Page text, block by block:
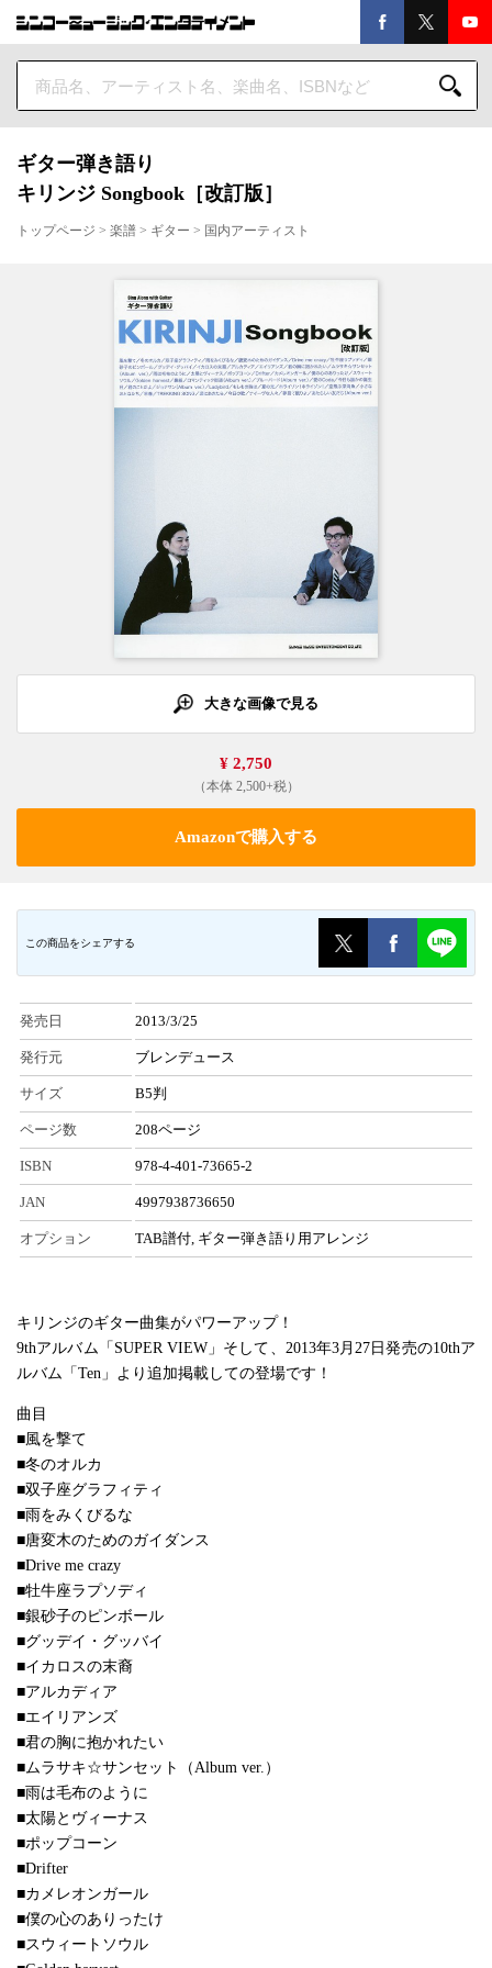
ギター弾き語り
キリンジ Songbook［改訂版］
トップページ > 楽譜 > ギター > 国内アーティスト
大きな画像で見る
¥ 2,750
（本体 2,500+税）
Amazonで購入する
この商品をシェアする
発売日 2013/3/25
発行元 ブレンデュース
サイズ B5判
ページ数 208ページ
ISBN 978-4-401-73665-2
JAN 4997938736650
オプション TAB譜付, ギター弾き語り用アレンジ
キリンジのギター曲集がパワーアップ！
9thアルバム「SUPER VIEW」そして、2013年3月27日発売の10thア
ルバム「Ten」より追加掲載しての登場です！
曲目
■風を撃て
■冬のオルカ
■双子座グラフィティ
■雨をみくびるな
■唐変木のためのガイダンス
■Drive me crazy
■牡牛座ラプソディ
■銀砂子のピンボール
■グッデイ・グッバイ
■イカロスの末裔
■アルカディア
■エイリアンズ
■君の胸に抱かれたい
■ムラサキ☆サンセット（Album ver.）
■雨は毛布のように
■太陽とヴィーナス
■ポップコーン
■Drifter
■カメレオンガール
■僕の心のありったけ
■スウィートソウル